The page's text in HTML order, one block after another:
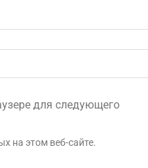
для следующего
на этом веб-сайте.